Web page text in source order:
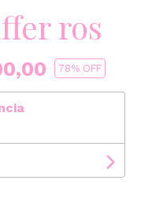
ros
78% OFF